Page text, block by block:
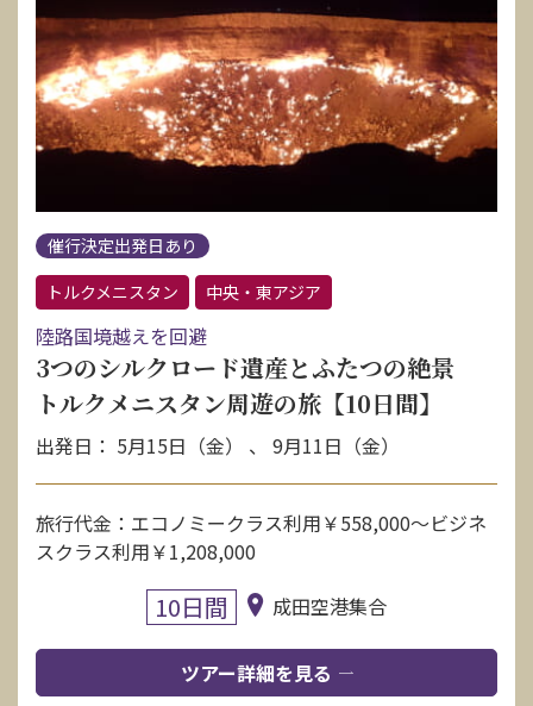
催行決定出発日あり
トルクメニスタン
中央・東アジア
陸路国境越えを回避
3つのシルクロード遺産とふたつの絶景
トルクメニスタン周遊の旅【10日間】
出発日： 5月15日（金） 、 9月11日（金）
旅行代金：エコノミークラス利用￥558,000～ビジネ
スクラス利用￥1,208,000
10日間 成田空港集合
ツアー詳細を見る